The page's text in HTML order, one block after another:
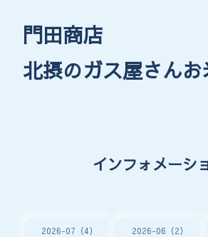
門田商店
北摂のガス屋さん
インフォメーシ
2026-07（4） 2026-06（2）